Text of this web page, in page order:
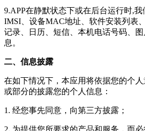
9.APP在静默状态下或在后台运行时,我
IMSI、设备MAC地址、软件安装列表
记录、日历、短信、本机电话号码、
息。
二、信息披露
在如下情况下，本应用将依据您的个
或部分的披露您的个人信息：
1. 经您事先同意，向第三方披露；
2. 为提供您所要求的产品和服务，而